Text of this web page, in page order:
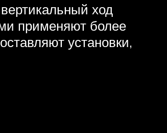
ход
применяют более
установки,